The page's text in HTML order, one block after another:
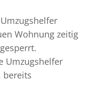
Wohnung zeitig
Umzugshelfer
bereits